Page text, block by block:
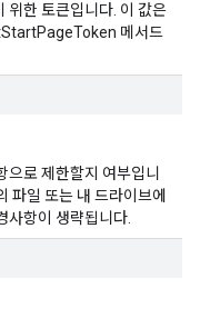
위한 토큰입니다. 이 값은
메서드
으로 제한할지 여부입니
파일 또는 내 드라이브에
사항이 생략됩니다.